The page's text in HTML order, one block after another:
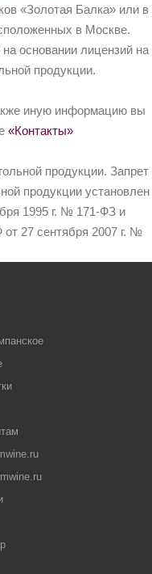
«Золотая Балка» или в
в Москве.
основании лицензий на
продукции.
иную информацию вы
«Контакты»
продукции. Запрет
продукции установлен
1995 г. № 171-ФЗ и
27 сентября 2007 г. №